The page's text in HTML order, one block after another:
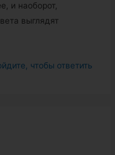
и наоборот,
выглядят
чтобы ответить